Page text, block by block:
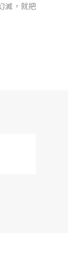
滅，就把